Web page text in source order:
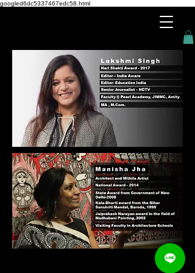
googled6dc5337467edc58.html